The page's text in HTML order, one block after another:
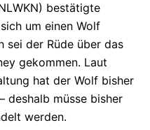
bestätigte
um einen Wolf
sei der Rüde über das
gekommen. Laut
hat der Wolf bisher
deshalb müsse bisher
werden.